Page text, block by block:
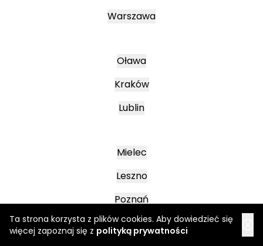
Ta strona korzysta z plików cookies. Aby dowiedzieć się
więcej zapoznaj się z polityką prywatności
Warszawa
Oława
Kraków
Lublin
Mielec
Leszno
Poznań